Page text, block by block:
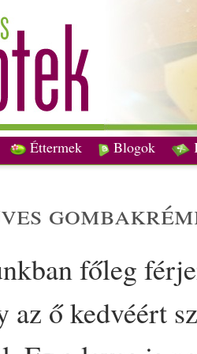
Éttermek Blogok
gomba
főleg
az ő kedvéért